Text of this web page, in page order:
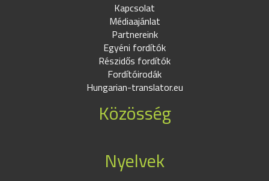
Kapcsolat
Médiaajánlat
Partnereink
Egyéni fordítók
Részidős fordítók
Fordítóirodák
Hungarian-translator.eu
Közösség
Nyelvek